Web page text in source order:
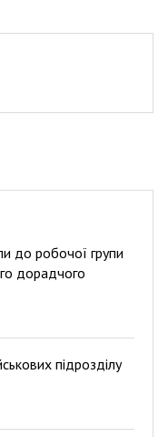
до робочої групи
дорадчого
підрозділу